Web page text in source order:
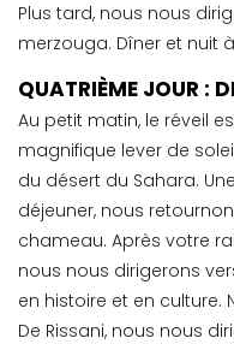
Plus tard, nous nous
merzouga. Dîner et nuit à
QUATRIÈME JOUR :
Au petit matin, le réveil
magnifique lever de
du désert du Sahara.
déjeuner, nous
chameau. Après votre
nous nous dirigerons
en histoire et en culture.
De Rissani, nous nous